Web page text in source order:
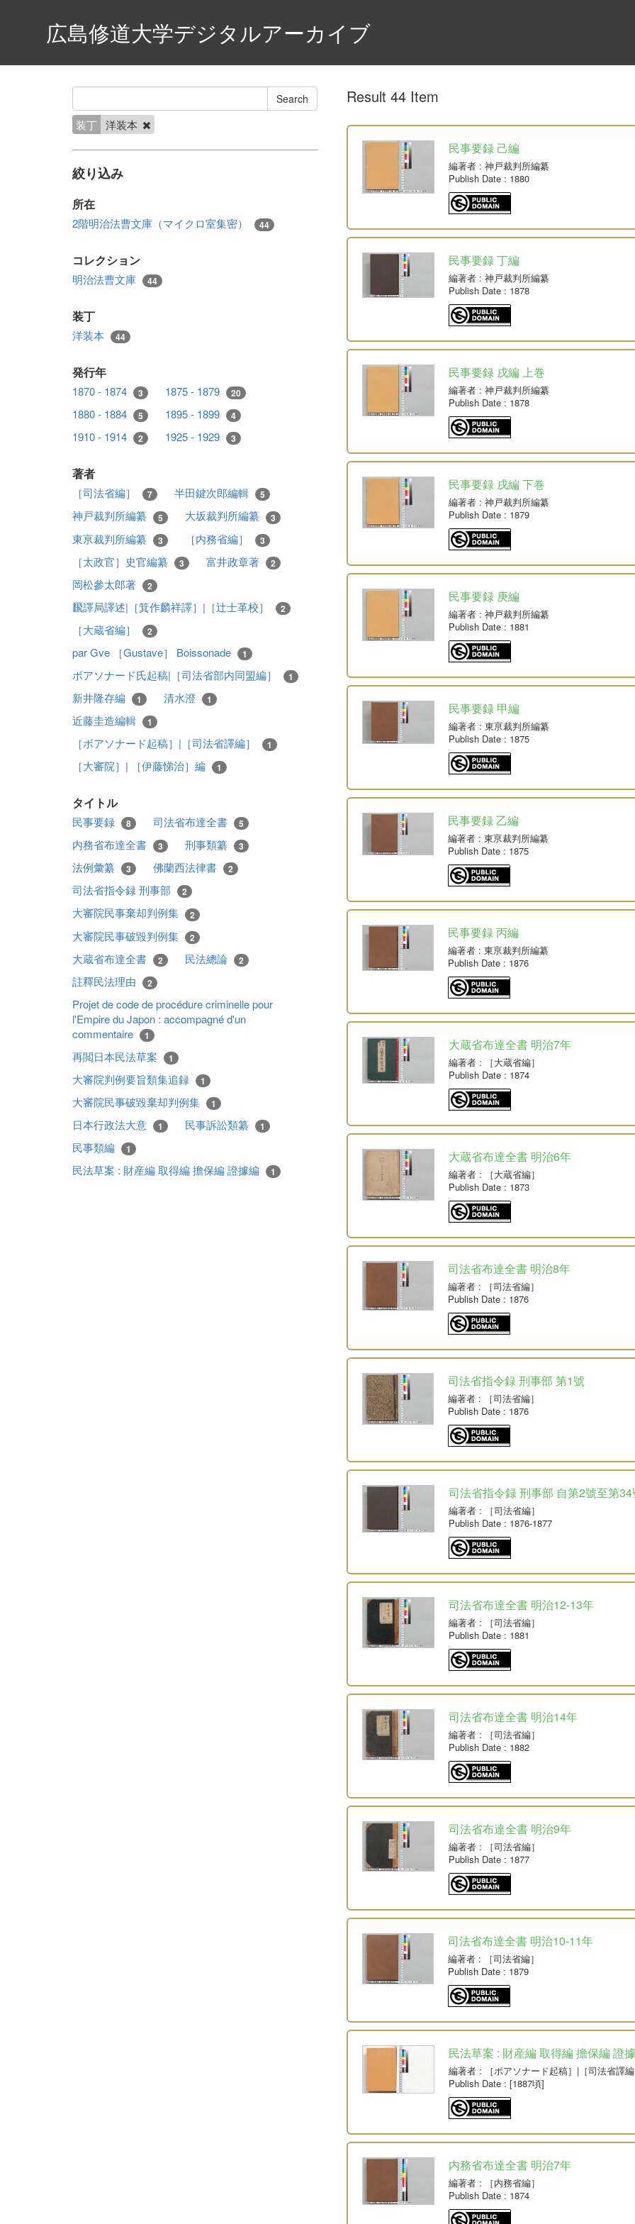
広島修道大学デジタルアーカイブ
装丁 洋装本
絞り込み
所在
2階明治法曹文庫（マイクロ室集密） 44
コレクション
明治法曹文庫 44
装丁
洋装本 44
発行年
1870 - 1874 3 1875 - 1879 20
1880 - 1884 5 1895 - 1899 4
1910 - 1914 2 1925 - 1929 3
著者
［司法省編］ 7 半田鍵次郎編輯 5
神戸裁判所編纂 5 大坂裁判所編纂 3
東亰裁判所編纂 3 ［内務省編］ 3
［太政官］史官編纂 3 富井政章著 2
岡松參太郎著 2
飜譯局譯述|［箕作麟祥譯］|［辻士革校］ 2
［大蔵省編］ 2
par Gve ［Gustave］ Boissonade 1
ボアソナード氏起稿|［司法省部内同盟編］ 1
新井隆存編 1 清水澄 1
近藤圭造編輯 1
［ボアソナード起稿］|［司法省譯編］ 1
［大審院］| ［伊藤悌治］編 1
タイトル
民事要録 8 司法省布達全書 5
内務省布達全書 3 刑事類纂 3
法例彙纂 3 佛蘭西法律書 2
司法省指令録 刑事部 2
大審院民事棄却判例集 2
大審院民事破毀判例集 2
大蔵省布達全書 2 民法總論 2
註釋民法理由 2
Projet de code de procédure criminelle pour
l'Empire du Japon : accompagné d'un
commentaire
1
再閲日本民法草案 1
大審院判例要旨類集追録 1
大審院民事破毀棄却判例集 1
日本行政法大意 1 民事訴訟類纂 1
民事類編 1
民法草案 : 財産編 取得編 擔保編 證據編 1
Result 44 Item
民事要録 己編
編著者: 神戸裁判所編纂
Publish Date: 1880
民事要録 丁編
編著者: 神戸裁判所編纂
Publish Date: 1878
民事要録 戌編 上巻
編著者: 神戸裁判所編纂
Publish Date: 1878
民事要録 戌編 下巻
編著者: 神戸裁判所編纂
Publish Date: 1879
民事要録 庚編
編著者: 神戸裁判所編纂
Publish Date: 1881
民事要録 甲編
編著者: 東亰裁判所編纂
Publish Date: 1875
民事要録 乙編
編著者: 東亰裁判所編纂
Publish Date: 1875
民事要録 丙編
編著者: 東亰裁判所編纂
Publish Date: 1876
大蔵省布達全書 明治7年
編著者: ［大蔵省編］
Publish Date: 1874
大蔵省布達全書 明治6年
編著者: ［大蔵省編］
Publish Date: 1873
司法省布達全書 明治8年
編著者: ［司法省編］
Publish Date: 1876
司法省指令録 刑事部 第1號
編著者: ［司法省編］
Publish Date: 1876
司法省指令録 刑事部 自第2號至第34
編著者: ［司法省編］
Publish Date: 1876-1877
司法省布達全書 明治12-13年
編著者: ［司法省編］
Publish Date: 1881
司法省布達全書 明治14年
編著者: ［司法省編］
Publish Date: 1882
司法省布達全書 明治9年
編著者: ［司法省編］
Publish Date: 1877
司法省布達全書 明治10-11年
編著者: ［司法省編］
Publish Date: 1879
民法草案 : 財産編 取得編 擔保編 證
編著者: ［ボアソナード起稿］|［司法省譯
Publish Date: [1887頃]
内務省布達全書 明治7年
編著者: ［内務省編］
Publish Date: 1874